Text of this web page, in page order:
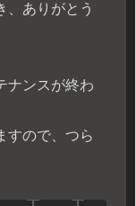
、ありがとう
ナンスが終わ
すので、つら